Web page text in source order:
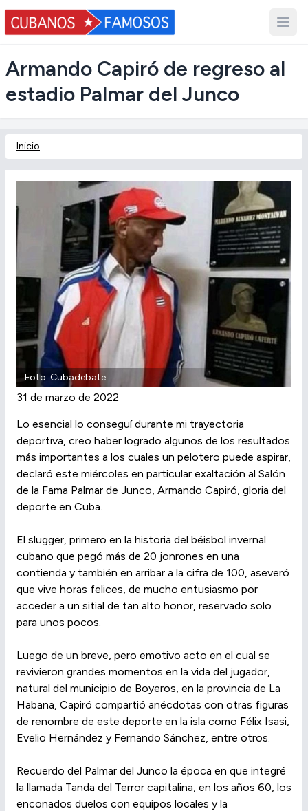
Armando Capiró de regreso al
estadio Palmar del Junco
Inicio
Foto: Cubadebate
31 de marzo de 2022
Lo esencial lo conseguí durante mi trayectoria
deportiva, creo haber logrado algunos de los resultados
más importantes a los cuales un pelotero puede aspirar,
declaró este miércoles en particular exaltación al Salón
de la Fama Palmar de Junco, Armando Capiró, gloria del
deporte en Cuba.
El slugger, primero en la historia del béisbol invernal
cubano que pegó más de 20 jonrones en una
contienda y también en arribar a la cifra de 100, aseveró
que vive horas felices, de mucho entusiasmo por
acceder a un sitial de tan alto honor, reservado solo
para unos pocos.
Luego de un breve, pero emotivo acto en el cual se
revivieron grandes momentos en la vida del jugador,
natural del municipio de Boyeros, en la provincia de La
Habana, Capiró compartió anécdotas con otras figuras
de renombre de este deporte en la isla como Félix Isasi,
Evelio Hernández y Fernando Sánchez, entre otros.
Recuerdo del Palmar del Junco la época en que integré
la llamada Tanda del Terror capitalina, en los años 60, los
enconados duelos con equipos locales y la